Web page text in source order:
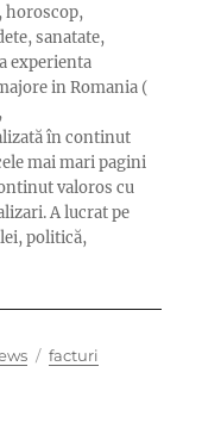
horoscop,
sanatate,
experienta
in Romania (
în continut
mai mari pagini
valoros cu
A lucrat pe
politică,
Tags
facturi